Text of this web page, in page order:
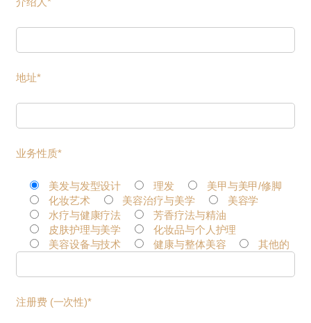
地址*
业务性质*
美发与发型设计 理发
美甲与美甲/修脚
化妆艺术
美容治疗与美学
美容学
水疗与健康疗法
芳香疗法与精油
皮肤护理与美学
化妆品与个人护理
美容设备与技术
健康与整体美容 其他的
注册费 (一次性)*